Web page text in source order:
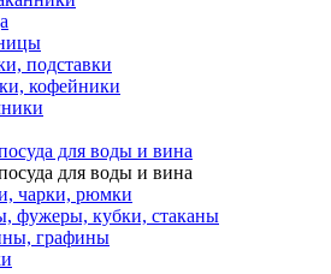
подставки
кофейники
для воды и вина
для воды и вина
чарки, рюмки
фужеры, кубки, стаканы
графины